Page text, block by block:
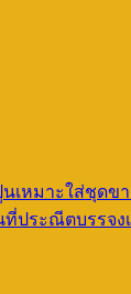
เหมาะใส่ชุด
ประณีตบรรจ